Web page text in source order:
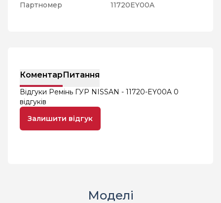
Партномер
11720EY00A
КоментарПитання
Відгуки Ремінь ГУР NISSAN - 11720-EY00A 0
відгуків
Залишити відгук
Моделі